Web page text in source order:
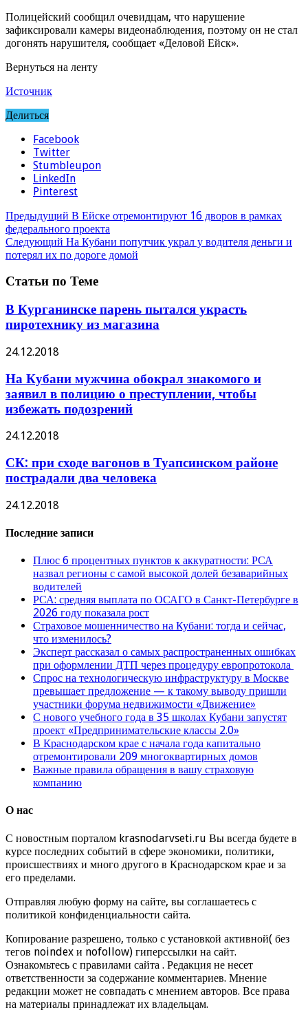
Полицейский сообщил очевидцам, что нарушение
зафиксировали камеры видеонаблюдения, поэтому он не стал
догонять нарушителя, сообщает «Деловой Ейск».
Вернуться на ленту
Источник
Делиться
Facebook
Twitter
Stumbleupon
LinkedIn
Pinterest
Предыдущий В Ейске отремонтируют 16 дворов в рамках
федерального проекта
Следующий На Кубани попутчик украл у водителя деньги и
потерял их по дороге домой
Статьи по Теме
В Курганинске парень пытался украсть
пиротехнику из магазина
24.12.2018
На Кубани мужчина обокрал знакомого и
заявил в полицию о преступлении, чтобы
избежать подозрений
24.12.2018
СК: при сходе вагонов в Туапсинском районе
пострадали два человека
24.12.2018
Последние записи
Плюс 6 процентных пунктов к аккуратности: РСА
назвал регионы с самой высокой долей безаварийных
водителей
РСА: средняя выплата по ОСАГО в Санкт-Петербурге в
2026 году показала рост
Страховое мошенничество на Кубани: тогда и сейчас,
что изменилось?
Эксперт рассказал о самых распространенных ошибках
при оформлении ДТП через процедуру европротокола
Спрос на технологическую инфраструктуру в Москве
превышает предложение — к такому выводу пришли
участники форума недвижимости «Движение»
С нового учебного года в 35 школах Кубани запустят
проект «Предпринимательские классы 2.0»
В Краснодарском крае с начала года капитально
отремонтировали 209 многоквартирных домов
Важные правила обращения в вашу страховую
компанию
О нас
С новостным порталом krasnodarvseti.ru Вы всегда будете в
курсе последних событий в сфере экономики, политики,
происшествиях и много другого в Краснодарском крае и за
его пределами.
Отправляя любую форму на сайте, вы соглашаетесь с
политикой конфиденциальности сайта.
Копирование разрешено, только с установкой активной( без
тегов noindex и nofollow) гиперссылки на сайт.
Ознакомьтесь с правилами сайта . Редакция не несет
ответственности за содержание комментариев. Мнение
редакции может не совпадать с мнением авторов. Все права
на материалы принадлежат их владельцам.